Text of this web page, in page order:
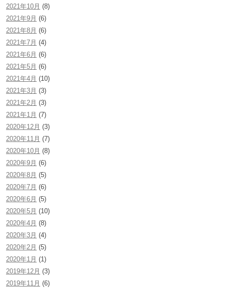
2021年10月 (8)
2021年9月 (6)
2021年8月 (6)
2021年7月 (4)
2021年6月 (6)
2021年5月 (6)
2021年4月 (10)
2021年3月 (3)
2021年2月 (3)
2021年1月 (7)
2020年12月 (3)
2020年11月 (7)
2020年10月 (8)
2020年9月 (6)
2020年8月 (5)
2020年7月 (6)
2020年6月 (5)
2020年5月 (10)
2020年4月 (8)
2020年3月 (4)
2020年2月 (5)
2020年1月 (1)
2019年12月 (3)
2019年11月 (6)